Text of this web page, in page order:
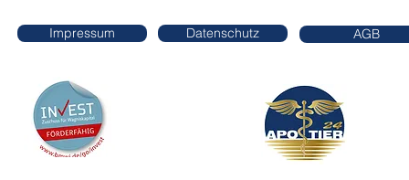
Impressum Datenschutz AGB